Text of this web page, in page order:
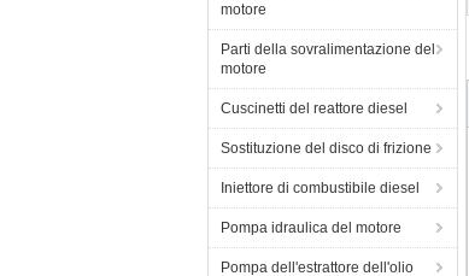
motore
Parti della sovralimentazione del
motore
Cuscinetti del reattore diesel
Sostituzione del disco di frizione
Iniettore di combustibile diesel
Pompa idraulica del motore
Pompa dell'estrattore dell'olio